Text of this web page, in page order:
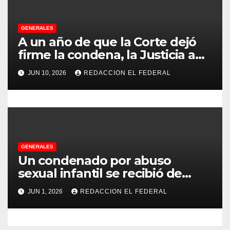
d
a
s
GENERALES
A un año de que la Corte dejó
firme la condena, la Justicia aún
no pudo decomisarle ni un peso
a CFK
JUN 10, 2026 REDACCION EL FEDERAL
GENERALES
Un condenado por abuso
sexual infantil se recibió de
psicopedagogo dentro del
Servicio Penitenciario de La
Rioja
JUN 1, 2026 REDACCION EL FEDERAL